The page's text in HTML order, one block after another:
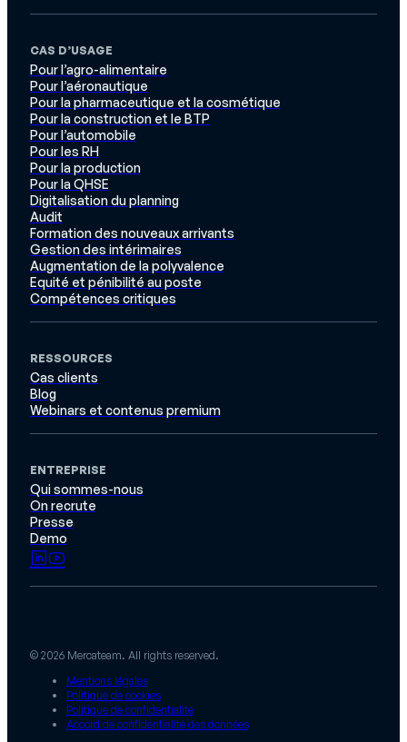
CAS D’USAGE
Pour l’agro-alimentaire
Pour l’aéronautique
Pour la pharmaceutique et la cosmétique
Pour la construction et le BTP
Pour l’automobile
Pour les RH
Pour la production
Pour la QHSE
Digitalisation du planning
Audit
Formation des nouveaux arrivants
Gestion des intérimaires
Augmentation de la polyvalence
Equité et pénibilité au poste
Compétences critiques
RESSOURCES
Cas clients
Blog
Webinars et contenus premium
ENTREPRISE
Qui sommes-nous
On recrute
Presse
Demo
© 2026 Mercateam. All rights reserved.
Mentions légales
Politique de cookies
Politique de confidentialité
Accord de confidentialité des données